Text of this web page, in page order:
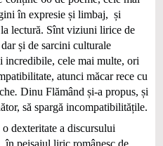
în expresie și limbaj, și
lectură. Sînt viziuni lirice de
și de sarcini culturale
incredibile, cele mai multe, ori
atunci măcar rece cu
. Dinu Flămând și‑a propus, și
să spargă incompatibilitățile.
dexteritate a discursului